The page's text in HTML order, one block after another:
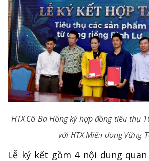
HTX Cô Ba Hồng ký hợp đồng tiêu thụ
với HTX Miến dong Vững
Lễ ký kết gồm 4 nội dung quan